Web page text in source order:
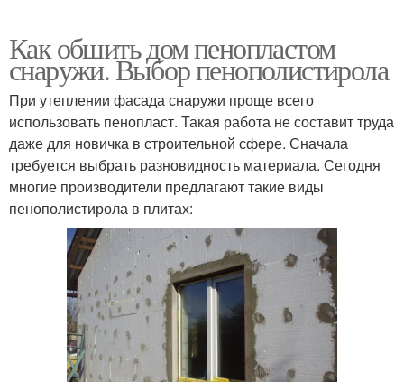
Как обшить дом пенопластом
снаружи. Выбор пенополистирола
При утеплении фасада снаружи проще всего
использовать пенопласт. Такая работа не составит труда
даже для новичка в строительной сфере. Сначала
требуется выбрать разновидность материала. Сегодня
многие производители предлагают такие виды
пенополистирола в плитах: